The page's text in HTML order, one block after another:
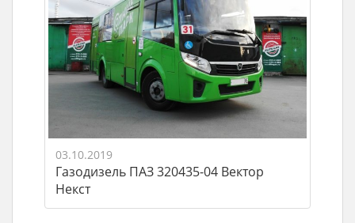
03.10.2019
Газодизель ПАЗ 320435-04 Вектор
Некст